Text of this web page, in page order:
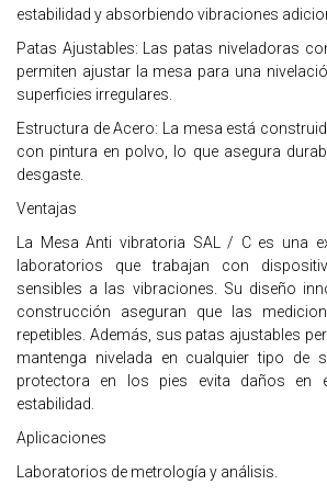
estabilidad y absorbiendo vibraciones
Patas Ajustables: Las patas niveladoras
permiten ajustar la mesa para una
superficies irregulares.
Estructura de Acero: La mesa está
con pintura en polvo, lo que asegura
desgaste.
Ventajas
La Mesa Anti vibratoria SAL / C es una
laboratorios que trabajan con
sensibles a las vibraciones. Su diseño
construcción aseguran que las
repetibles. Además, sus patas ajustables
mantenga nivelada en cualquier tipo de
protectora en los pies evita daños en
estabilidad.
Aplicaciones
Laboratorios de metrología y análisis.